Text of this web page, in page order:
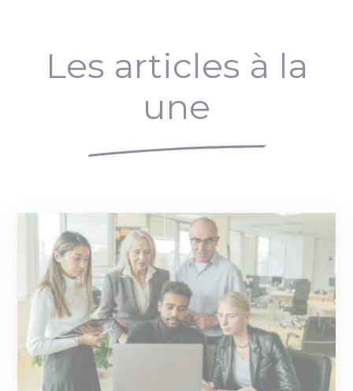
Les articles à la
une